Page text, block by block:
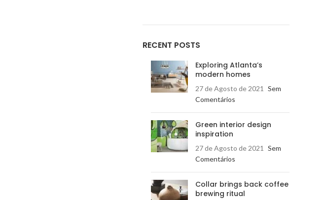
RECENT POSTS
Exploring Atlanta’s
modern homes
27 de Agosto de 2021
Sem
Comentários
Green interior design
inspiration
27 de Agosto de 2021
Sem
Comentários
Collar brings back coffee
brewing ritual